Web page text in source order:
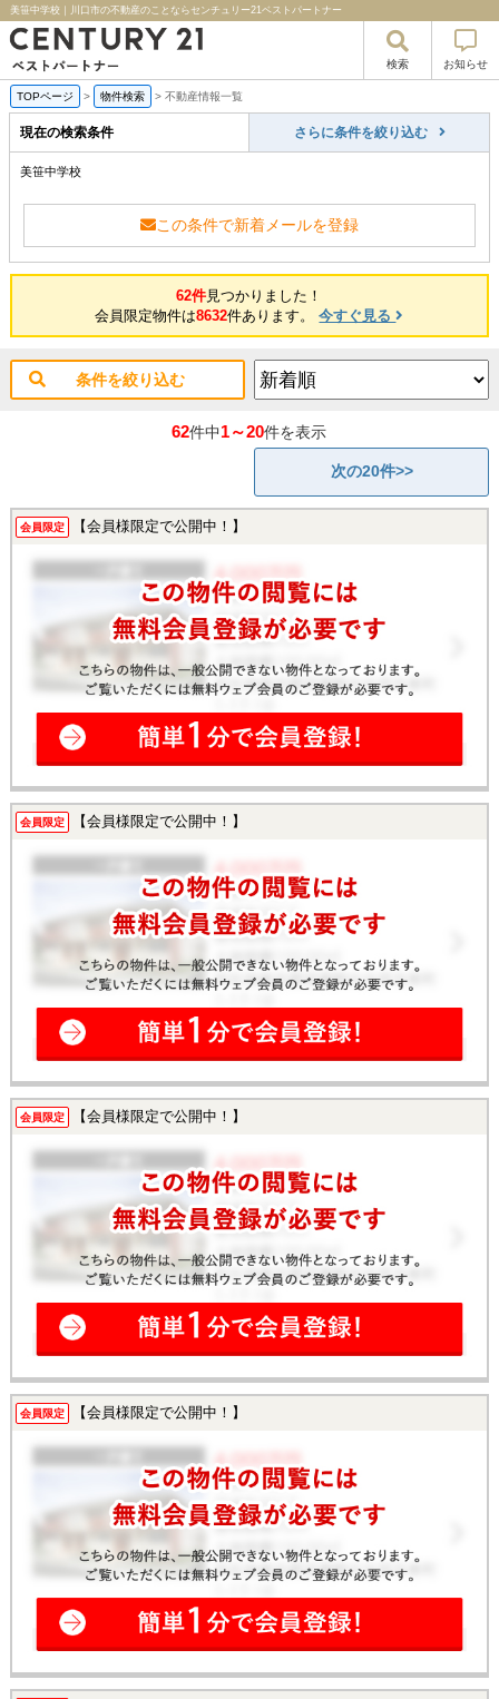
美笹中学校｜川口市の不動産のことならセンチュリー21ベストパートナー
検索 お知らせ
TOPページ > 物件検索 > 不動産情報一覧
現在の検索条件 さらに条件を絞り込む
美笹中学校
この条件で新着メールを登録
62件見つかりました！
会員限定物件は8632件あります。今すぐ見る
条件を絞り込む
62件中1～20件を表示
次の20件>>
会員限定 【会員様限定で公開中！】
会員限定 【会員様限定で公開中！】
会員限定 【会員様限定で公開中！】
会員限定 【会員様限定で公開中！】